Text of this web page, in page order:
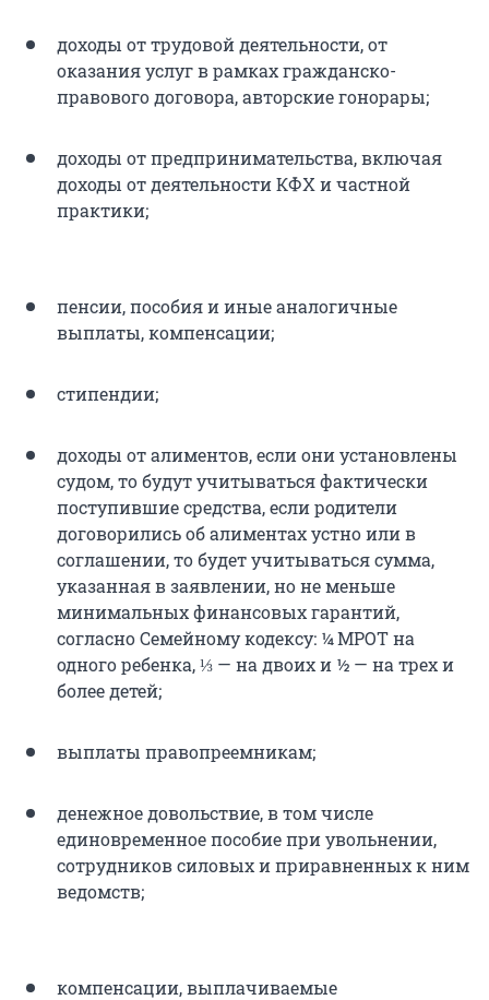
доходы от трудовой деятельности, от
оказания услуг в рамках гражданско-
правового договора, авторские гонорары;
доходы от предпринимательства, включая
доходы от деятельности КФХ и частной
практики;
пенсии, пособия и иные аналогичные
выплаты, компенсации;
стипендии;
доходы от алиментов, если они установлены
судом, то будут учитываться фактически
поступившие средства, если родители
договорились об алиментах устно или в
соглашении, то будет учитываться сумма,
указанная в заявлении, но не меньше
минимальных финансовых гарантий,
согласно Семейному кодексу: ¼ МРОТ на
одного ребенка, ⅓ — на двоих и ½ — на трех и
более детей;
выплаты правопреемникам;
денежное довольствие, в том числе
единовременное пособие при увольнении,
сотрудников силовых и приравненных к ним
ведомств;
компенсации, выплачиваемые